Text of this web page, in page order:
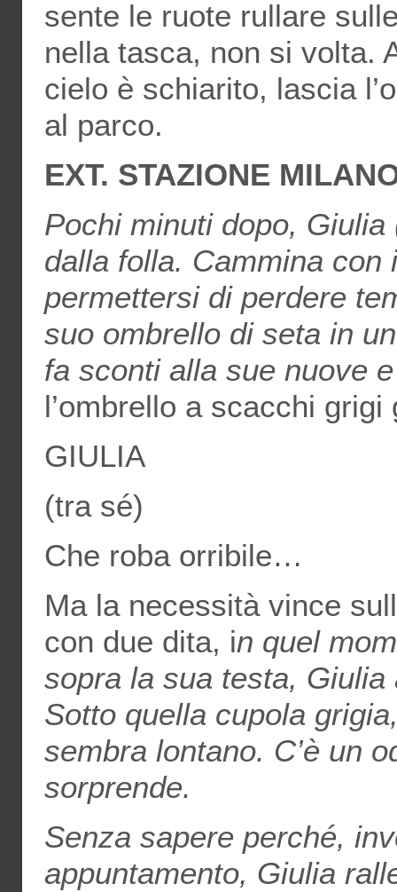
sente le ruote rullare
nella tasca, non si volta.
cielo è schiarito, lascia
al parco.
EXT. STAZIONE
Pochi minuti dopo, Giulia
dalla folla. Cammina
permettersi di perdere
suo ombrello di seta in
fa sconti alla sue nuove
l’ombrello a scacchi
GIULIA
(tra sé)
Che roba orribile…
Ma la necessità vince
con due dita, in quel
sopra la sua testa, Giulia
Sotto quella cupola
sembra lontano. C’è un
sorprende.
Senza sapere perché,
appuntamento, Giulia